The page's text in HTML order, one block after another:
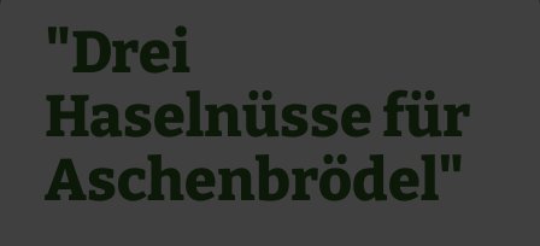
"Drei
Haselnüsse für
Aschenbrödel"